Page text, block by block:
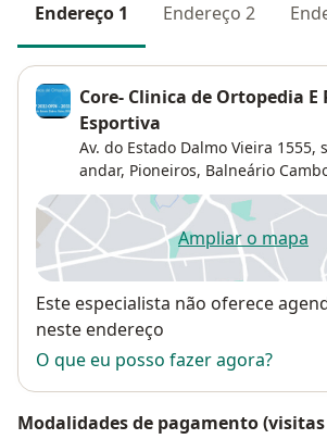
Endereço 1 Endereço 2
Core- Clinica de Ortopedia
Esportiva
Av. do Estado Dalmo Vieira 1555,
andar, Pioneiros, Balneário
Ampliar o mapa
abre num
Disponibilidade
Este especialista não oferece
neste endereço
O que eu posso fazer agora?
Modalidades de pagamento